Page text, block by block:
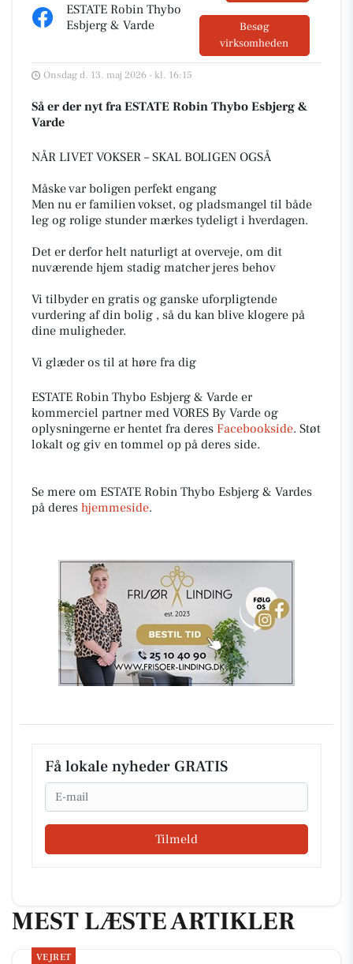
ESTATE Robin Thybo
Esbjerg & Varde
Besøg
virksomheden
Onsdag d. 13. maj 2026 - kl. 16:15
Så er der nyt fra ESTATE Robin Thybo Esbjerg &
Varde
NÅR LIVET VOKSER – SKAL BOLIGEN OGSÅ
Måske var boligen perfekt engang
Men nu er familien vokset, og pladsmangel til både
leg og rolige stunder mærkes tydeligt i hverdagen.
Det er derfor helt naturligt at overveje, om dit
nuværende hjem stadig matcher jeres behov
Vi tilbyder en gratis og ganske uforpligtende
vurdering af din bolig , så du kan blive klogere på
dine muligheder.
Vi glæder os til at høre fra dig
ESTATE Robin Thybo Esbjerg & Varde er
kommerciel partner med VORES By Varde og
oplysningerne er hentet fra deres Facebookside. Støt
lokalt og giv en tommel op på deres side.
Se mere om ESTATE Robin Thybo Esbjerg & Vardes
på deres hjemmeside.
Få lokale nyheder GRATIS
Email
Tilmeld
MEST LÆSTE ARTIKLER
VEJRET